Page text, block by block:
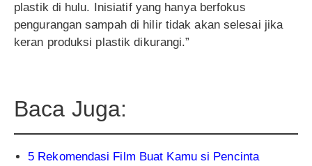
plastik di hulu. Inisiatif yang hanya berfokus
pengurangan sampah di hilir tidak akan selesai jika
keran produksi plastik dikurangi.”
Baca Juga:
5 Rekomendasi Film Buat Kamu si Pencinta